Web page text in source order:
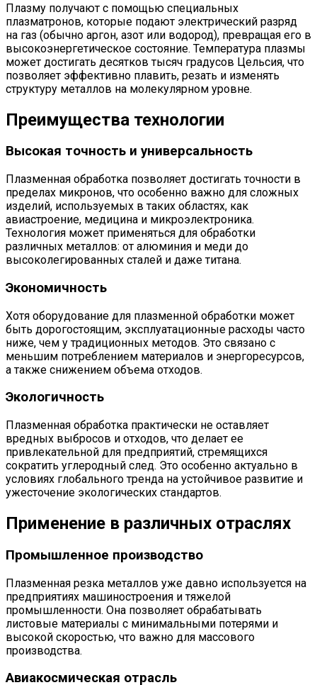
Плазму получают с помощью специальных
плазматронов, которые подают электрический разряд
на газ (обычно аргон, азот или водород), превращая его в
высокоэнергетическое состояние. Температура плазмы
может достигать десятков тысяч градусов Цельсия, что
позволяет эффективно плавить, резать и изменять
структуру металлов на молекулярном уровне.
Преимущества технологии
Высокая точность и универсальность
Плазменная обработка позволяет достигать точности в
пределах микронов, что особенно важно для сложных
изделий, используемых в таких областях, как
авиастроение, медицина и микроэлектроника.
Технология может применяться для обработки
различных металлов: от алюминия и меди до
высоколегированных сталей и даже титана.
Экономичность
Хотя оборудование для плазменной обработки может
быть дорогостоящим, эксплуатационные расходы часто
ниже, чем у традиционных методов. Это связано с
меньшим потреблением материалов и энергоресурсов,
а также снижением объема отходов.
Экологичность
Плазменная обработка практически не оставляет
вредных выбросов и отходов, что делает ее
привлекательной для предприятий, стремящихся
сократить углеродный след. Это особенно актуально в
условиях глобального тренда на устойчивое развитие и
ужесточение экологических стандартов.
Применение в различных отраслях
Промышленное производство
Плазменная резка металлов уже давно используется на
предприятиях машиностроения и тяжелой
промышленности. Она позволяет обрабатывать
листовые материалы с минимальными потерями и
высокой скоростью, что важно для массового
производства.
Авиакосмическая отрасль